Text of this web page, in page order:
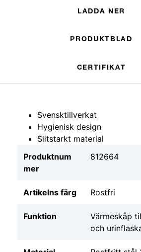
LADDA NER
PRODUKTBLAD
CERTIFIKAT
Svensktillverkat
Hygienisk design
Slitstarkt material
Produktnum
mer
812664
Artikelns färg Rostfri
Funktion
Värmeskåp
och